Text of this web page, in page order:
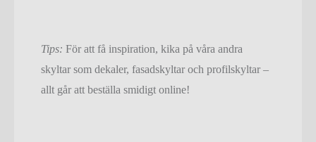
Tips: För att få inspiration, kika på våra andra
skyltar som dekaler, fasadskyltar och profilskyltar –
allt går att beställa smidigt online!